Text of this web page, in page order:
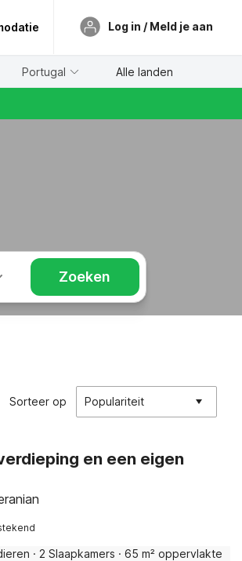
Log in / Meld je aan
Portugal Alle landen
Zoeken
Sorteer op Populariteit
en een eigen
· 2 Slaapkamers · 65 m² oppervlakte